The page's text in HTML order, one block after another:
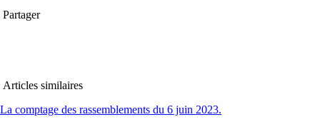
Partager
Articles similaires
La comptage des rassemblements du 6 juin 2023.